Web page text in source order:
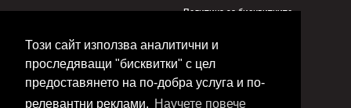
Този сайт използва аналитични и
проследяващи "бисквитки" с цел
предоставянето на по-добра услуга и по-
релевантни реклами. Научете повече
Политика за бисквитките
Общи условия
Контакти